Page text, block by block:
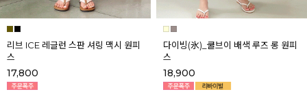
리브 ICE 레글런 스판 셔링 맥시 원피
스
17,800
다이빙(氷)_쿨브이 배색 루즈 롱 원피
스
18,900